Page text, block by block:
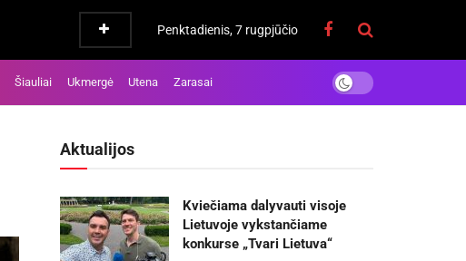
Penktadienis, 7 rugpjūčio
Šiauliai Ukmergė Utena Zarasai
Aktualijos
Kviečiama dalyvauti visoje
Lietuvoje vykstančiame
konkurse „Tvari Lietuva“